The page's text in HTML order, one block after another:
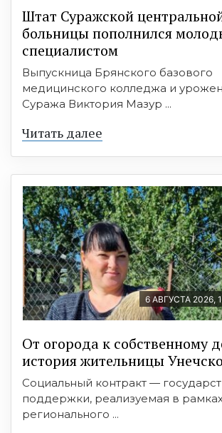
Штат Суражской
больницы пополнился
специалистом
Выпускница Брянского базового
медицинского колледжа и
Суража Виктория Мазур ...
Читать далее
6 АВГУСТА 2026,
От огорода к собственному
история жительницы
Социальный контракт —
поддержки, реализуемая в
регионального ...